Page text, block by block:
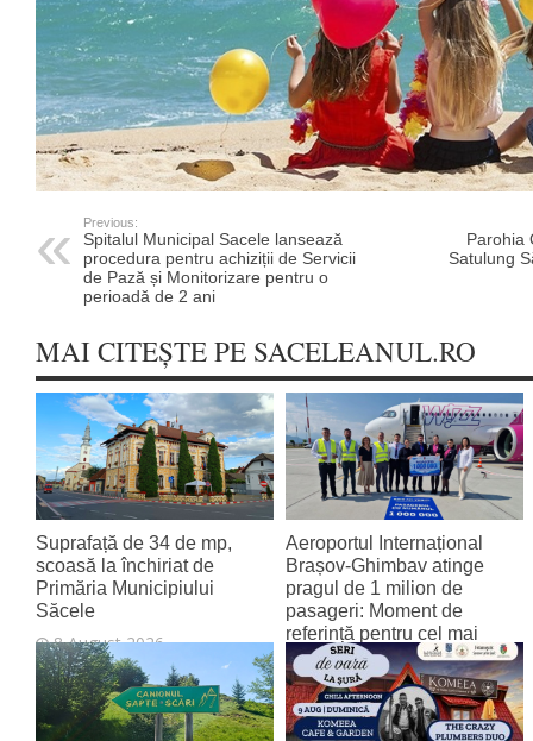
Previous:
Spitalul Municipal Sacele lansează
procedura pentru achiziții de Servicii
de Pază și Monitorizare pentru o
perioadă de 2 ani
Parohia
Satulung
MAI CITEȘTE PE SACELEANUL.RO
Suprafață de 34 de mp,
scoasă la închiriat de
Primăria Municipiului
Săcele
8 August 2026
Aeroportul Internațional
Brașov‑Ghimbav atinge
pragul de 1 milion de
pasageri: Moment de
referință pentru cel mai
tânăr aeroport al țării
8 August 2026